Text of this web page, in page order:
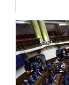
pistas
brilla por su
el trabajo que
Provincial de
OFICINA DE